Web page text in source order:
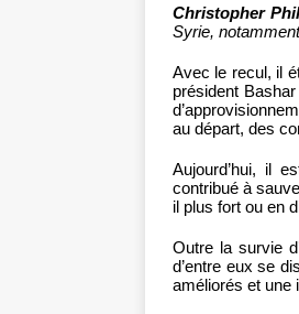
Christopher
Syrie,
Avec le recul, il
président
au départ, des
Aujourd’hui, il
contribué à
il plus fort ou en
Outre la survie
d’entre eux se
améliorés et une